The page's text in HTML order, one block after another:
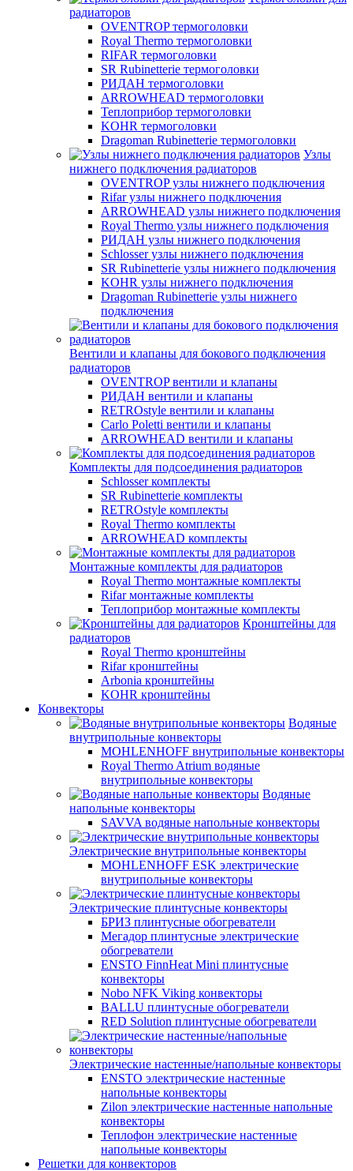
радиаторов
OVENTROP термоголовки
Royal Thermo термоголовки
RIFAR термоголовки
SR Rubinetterie термоголовки
РИДАН термоголовки
ARROWHEAD термоголовки
Теплоприбор термоголовки
KOHR термоголовки
Dragoman Rubinetterie термоголовки
Узлы
нижнего подключения радиаторов
OVENTROP узлы нижнего подключения
Rifar узлы нижнего подключения
ARROWHEAD узлы нижнего подключения
Royal Thermo узлы нижнего подключения
РИДАН узлы нижнего подключения
Schlosser узлы нижнего подключения
SR Rubinetterie узлы нижнего подключения
KOHR узлы нижнего подключения
Dragoman Rubinetterie узлы нижнего
подключения
Вентили и клапаны для бокового подключения
радиаторов
OVENTROP вентили и клапаны
РИДАН вентили и клапаны
RETROstyle вентили и клапаны
Carlo Poletti вентили и клапаны
ARROWHEAD вентили и клапаны
Комплекты для подсоединения радиаторов
Schlosser комплекты
SR Rubinetterie комплекты
RETROstyle комплекты
Royal Thermo комплекты
ARROWHEAD комплекты
Монтажные комплекты для радиаторов
Royal Thermo монтажные комплекты
Rifar монтажные комплекты
Теплоприбор монтажные комплекты
Кронштейны для
радиаторов
Royal Thermo кронштейны
Rifar кронштейны
Arbonia кронштейны
KOHR кронштейны
Конвекторы
Водяные
внутрипольные конвекторы
MOHLENHOFF внутрипольные конвекторы
Royal Thermo Atrium водяные
внутрипольные конвекторы
Водяные
напольные конвекторы
SAVVA водяные напольные конвекторы
Электрические внутрипольные конвекторы
MOHLENHOFF ESK электрические
внутрипольные конвекторы
Электрические плинтусные конвекторы
БРИЗ плинтусные обогреватели
Мегадор плинтусные электрические
обогреватели
ENSTO FinnHeat Mini плинтусные
конвекторы
Nobo NFK Viking конвекторы
BALLU плинтусные обогреватели
RED Solution плинтусные обогреватели
Электрические настенные/напольные конвекторы
ENSTO электрические настенные
напольные конвекторы
Zilon электрические настенные напольные
конвекторы
Теплофон электрические настенные
напольные конвекторы
Решетки для конвекторов